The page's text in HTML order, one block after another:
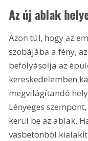
Az új ablak
Azon túl, hogy az
szobájába a fény,
befolyásolja az
kereskedelemben
megvilágítandó
Lényeges
kerül be az ablak.
vasbetonból